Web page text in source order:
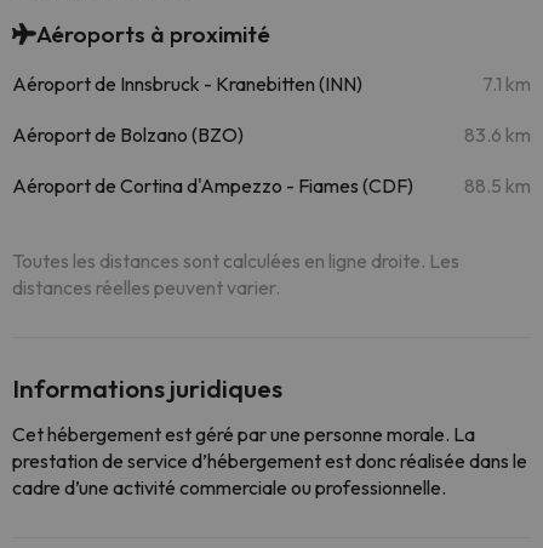
Aéroports à proximité
Aéroport de Innsbruck - Kranebitten (INN) 7.1 km
Aéroport de Bolzano (BZO) 83.6 km
Aéroport de Cortina d'Ampezzo - Fiames (CDF) 88.5 km
Toutes les distances sont calculées en ligne droite. Les
distances réelles peuvent varier.
Informations juridiques
Cet hébergement est géré par une personne morale. La
prestation de service d’hébergement est donc réalisée dans le
cadre d’une activité commerciale ou professionnelle.